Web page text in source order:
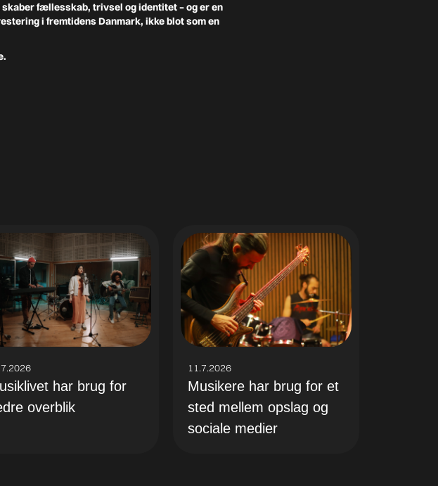
fællesskab, trivsel og identitet – og er en
i fremtidens Danmark, ikke blot som en
har brug for
overblik
11.7.2026
Musikere har brug for et
sted mellem opslag og
sociale medier